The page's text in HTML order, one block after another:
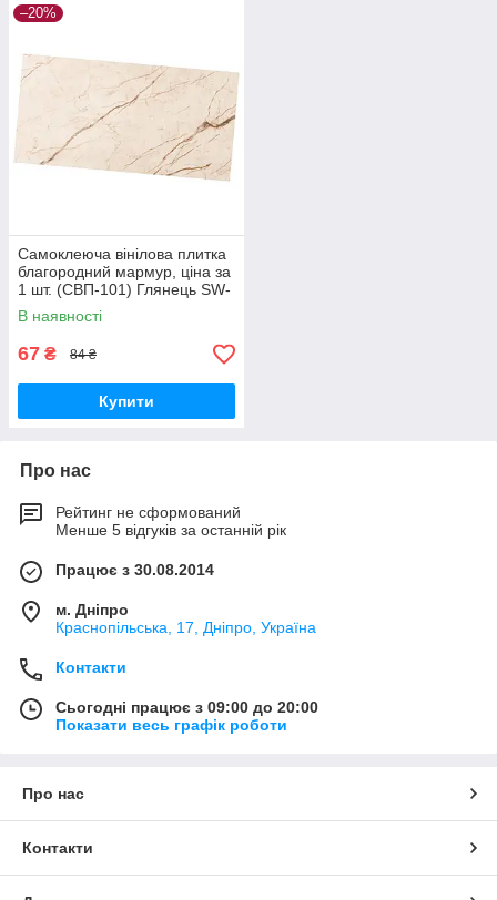
–20%
Самоклеюча вінілова плитка
благородний мармур, ціна за
1 шт. (СВП-101) Глянець SW-
00000291
В наявності
67 ₴ 84 ₴
Купити
Про нас
Рейтинг не сформований
Менше 5 відгуків за останній рік
Працює з 30.08.2014
м. Дніпро
Краснопільська, 17, Дніпро, Україна
Контакти
Сьогодні працює з 09:00 до 20:00
Показати весь графік роботи
Про нас
Контакти